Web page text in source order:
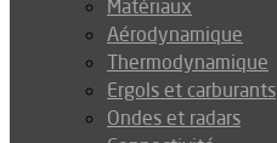
Matériaux
Aérodynamique
Thermodynamique
Ergols et carburants
Ondes et radars